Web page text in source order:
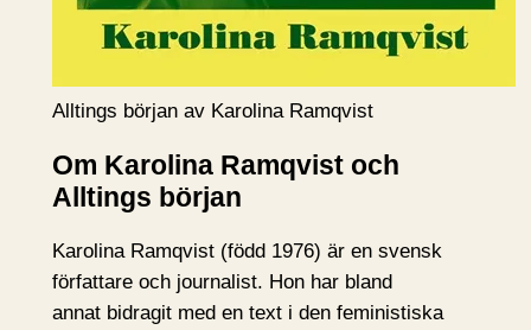
Alltings början av Karolina Ramqvist
Om Karolina Ramqvist och
Alltings början
Karolina Ramqvist (född 1976) är en svensk
författare och journalist. Hon har bland
annat bidragit med en text i den feministiska